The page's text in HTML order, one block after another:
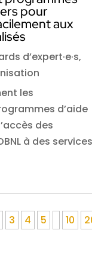
pour
aux
d’expert·e·s,
les
d’aide
des
à des services
3 4 5 10